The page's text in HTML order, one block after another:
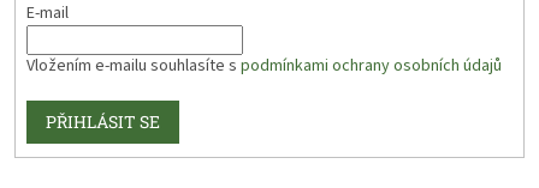
E-mail
Vložením e-mailu souhlasíte s podmínkami ochrany osobních údajů
PŘIHLÁSIT SE